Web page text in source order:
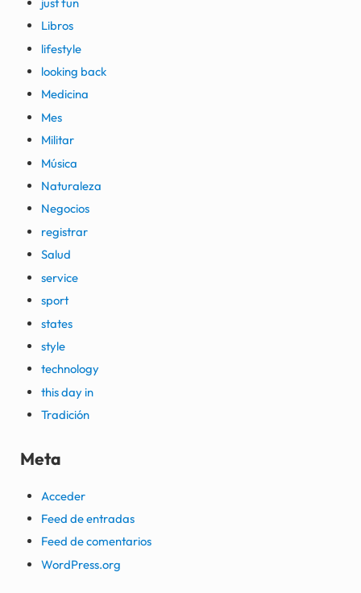
Libros
lifestyle
looking back
Medicina
Mes
Militar
Música
Naturaleza
Negocios
registrar
Salud
service
sport
states
style
technology
this day in
Tradición
Meta
Acceder
Feed de entradas
Feed de comentarios
WordPress.org